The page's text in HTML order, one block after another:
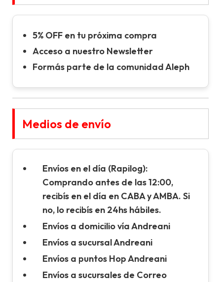
5% OFF en tu próxima compra
Acceso a nuestro Newsletter
Formás parte de la comunidad Aleph
Medios de envío
Envíos en el día (Rapilog):
Comprando antes de las 12:00,
recibís en el día en CABA y AMBA. Si
no, lo recibís en 24hs hábiles.
Envíos a domicilio vía Andreani
Envíos a sucursal Andreani
Envíos a puntos Hop Andreani
Envíos a sucursales de Correo